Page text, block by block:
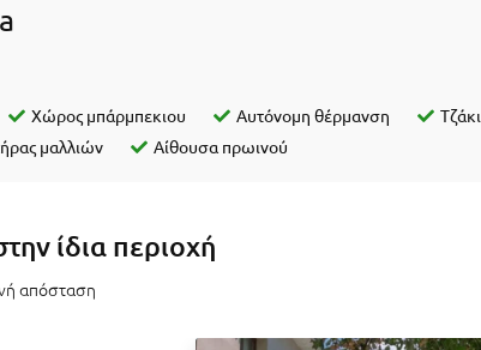
Χώρος μπάρμπεκιου Αυτόνομη θέρμανση Τζάκι
μαλλιών Αίθουσα πρωινού
ίδια περιοχή
απόσταση